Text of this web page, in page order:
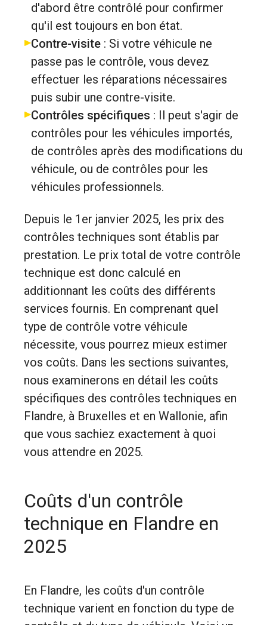
d'abord être contrôlé pour confirmer
qu'il est toujours en bon état.
Contre-visite : Si votre véhicule ne
passe pas le contrôle, vous devez
effectuer les réparations nécessaires
puis subir une contre-visite.
Contrôles spécifiques : Il peut s'agir de
contrôles pour les véhicules importés,
de contrôles après des modifications du
véhicule, ou de contrôles pour les
véhicules professionnels.
Depuis le 1er janvier 2025, les prix des
contrôles techniques sont établis par
prestation. Le prix total de votre contrôle
technique est donc calculé en
additionnant les coûts des différents
services fournis. En comprenant quel
type de contrôle votre véhicule
nécessite, vous pourrez mieux estimer
vos coûts. Dans les sections suivantes,
nous examinerons en détail les coûts
spécifiques des contrôles techniques en
Flandre, à Bruxelles et en Wallonie, afin
que vous sachiez exactement à quoi
vous attendre en 2025.
Coûts d'un contrôle
technique en Flandre en
2025
En Flandre, les coûts d'un contrôle
technique varient en fonction du type de